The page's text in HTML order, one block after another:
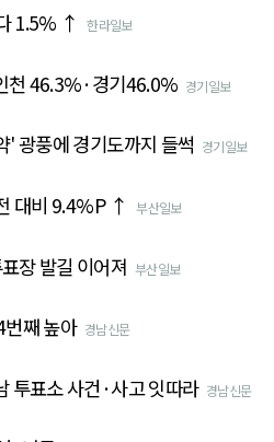
1.5% ↑ 한라일보
천 46.3%·경기46.0% 경기일보
광풍에 경기도까지 들썩 경기일보
대비 9.4%P ↑ 부산일보
장 발길 이어져 부산일보
째 높아 경남신문
투표소 사건·사고 잇따라 경남신문